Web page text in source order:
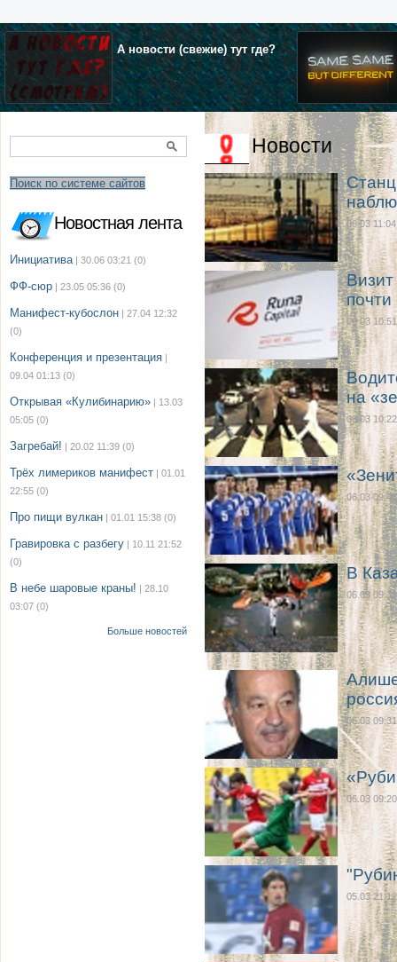
А новости (свежие) тут где?
Поиск по системе сайтов
Новостная лента
Инициатива | 30.06 03:21 (0)
ФФ-сюр | 23.05 05:36 (0)
Манифест-кубослон | 27.04 12:32
(0)
Конференция и презентация |
09.04 01:13 (0)
Открывая «Кулибинарию» | 13.03
05:05 (0)
Загребай! | 20.02 11:39 (0)
Трёх лимериков манифест | 01.01
22:55 (0)
Про пищи вулкан | 01.01 15:38 (0)
Гравировка с разбегу | 10.11 21:52
(0)
В небе шаровые краны! | 28.10
03:07 (0)
Больше новостей
Новости
06.03 11:04
06.03 10:51
на
06.03 10:22
06.03 09:46
В
06.03 09:39
06.03 09:31
06.03 09:20
05.03 21:12